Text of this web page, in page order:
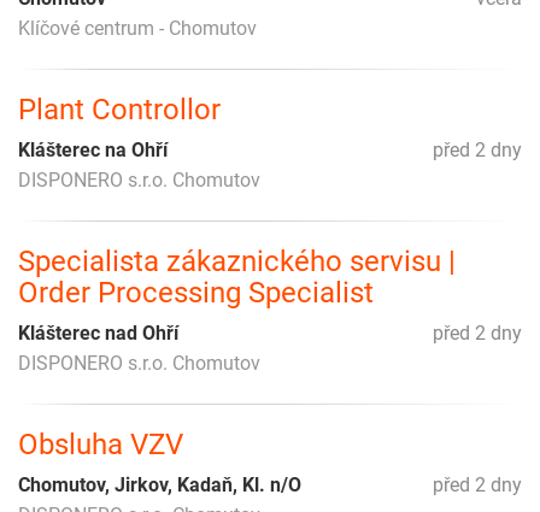
Klíčové centrum - Chomutov
Plant Controllor
před 2 dny
Klášterec na Ohří
DISPONERO s.r.o. Chomutov
Specialista zákaznického servisu |
Order Processing Specialist
před 2 dny
Klášterec nad Ohří
DISPONERO s.r.o. Chomutov
Obsluha VZV
před 2 dny
Chomutov, Jirkov, Kadaň, Kl. n/O